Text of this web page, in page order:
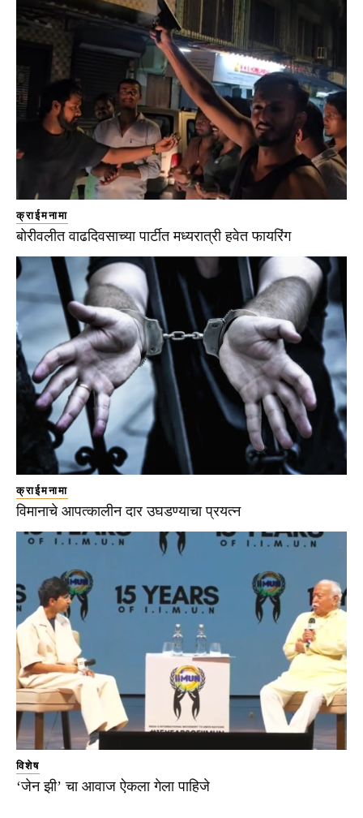
क्राईमनामा
बोरीवलीत वाढदिवसाच्या पार्टीत मध्यरात्री हवेत फायरिंग
क्राईमनामा
विमानाचे आपत्कालीन दार उघडण्याचा प्रयत्न
विशेष
‘जेन झी’ चा आवाज ऐकला गेला पाहिजे